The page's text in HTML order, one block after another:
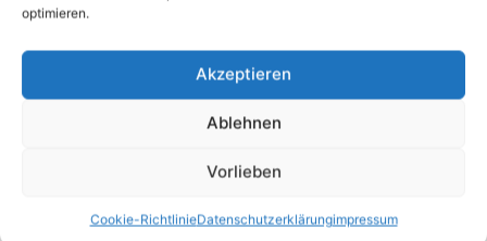
optimieren.
Akzeptieren
Ablehnen
Vorlieben
Cookie-RichtlinieDatenschutzerklärungimpressum